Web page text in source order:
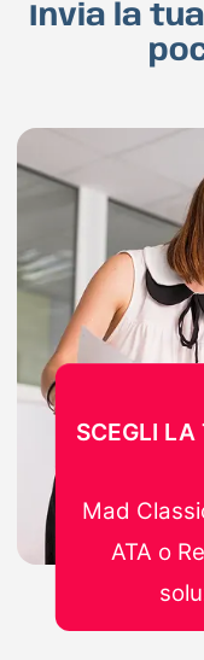
Invia la
SCEGLI LA
Mad
ATA o